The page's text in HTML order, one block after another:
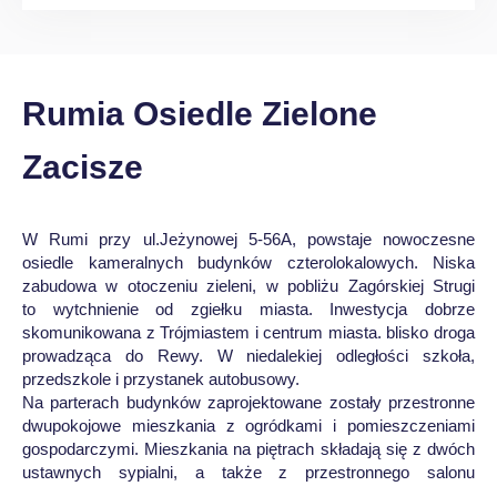
Rumia Osiedle Zielone
Zacisze
W Rumi przy ul.Jeżynowej 5-56A, powstaje nowoczesne
osiedle kameralnych budynków czterolokalowych. Niska
zabudowa w otoczeniu zieleni, w pobliżu Zagórskiej Strugi
to wytchnienie od zgiełku miasta. Inwestycja dobrze
skomunikowana z Trójmiastem i centrum miasta. blisko droga
prowadząca do Rewy. W niedalekiej odległości szkoła,
przedszkole i przystanek autobusowy.
Na parterach budynków zaprojektowane zostały przestronne
dwupokojowe mieszkania z ogródkami i pomieszczeniami
gospodarczymi. Mieszkania na piętrach składają się z dwóch
ustawnych sypialni, a także z przestronnego salonu